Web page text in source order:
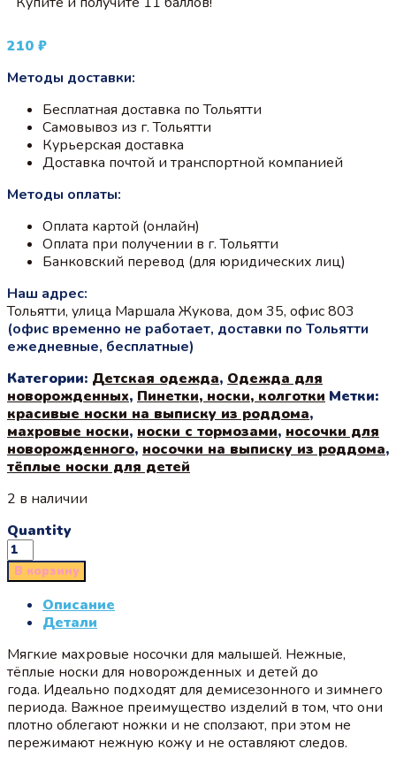
210 ₽
Методы доставки:
Бесплатная доставка по Тольятти
Самовывоз из г. Тольятти
Курьерская доставка
Доставка почтой и транспортной компанией
Методы оплаты:
Оплата картой (онлайн)
Оплата при получении в г. Тольятти
Банковский перевод (для юридических лиц)
Наш адрес:
Тольятти, улица Маршала Жукова, дом 35, офис 803
(офис временно не работает, доставки по Тольятти
ежедневные, бесплатные)
Категории: Детская одежда, Одежда для
новорожденных, Пинетки, носки, колготки Метки:
красивые носки на выписку из роддома,
махровые носки, носки с тормозами, носочки для
новорожденного, носочки на выписку из роддома,
тёплые носки для детей
2 в наличии
Quantity
В корзину
Описание
Детали
Мягкие махровые носочки для малышей. Нежные,
тёплые носки для новорожденных и детей до
года. Идеально подходят для демисезонного и зимнего
периода. Важное преимущество изделий в том, что они
плотно облегают ножки и не сползают, при этом не
пережимают нежную кожу и не оставляют следов.